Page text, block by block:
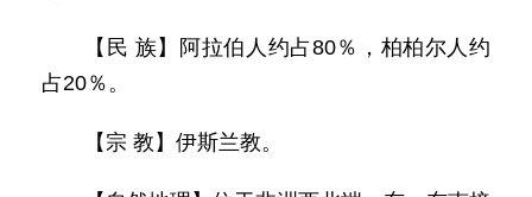
【民 族】阿拉伯人约占80％，柏柏尔人约
占20％。
【宗 教】伊斯兰教。